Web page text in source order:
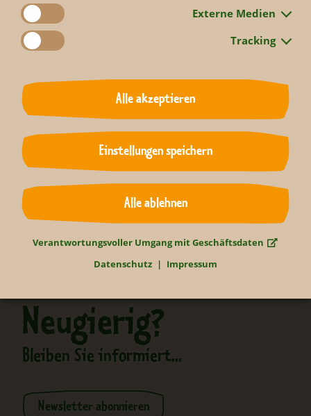
Die Doku-Soap des MDR erzählt Geschichten von Menschen
und Tieren aus dem Zoo Leipzig, beleuchtet den Alltag hinter
Europas.
Zurück
Neugierig?
Bleiben Sie informiert...
Newsletter abonnieren
Externe Medien
Tracking
Alle akzeptieren
Einstellungen speichern
Alle ablehnen
Verantwortungsvoller Umgang mit Geschäftsdaten
Datenschutz
Impressum